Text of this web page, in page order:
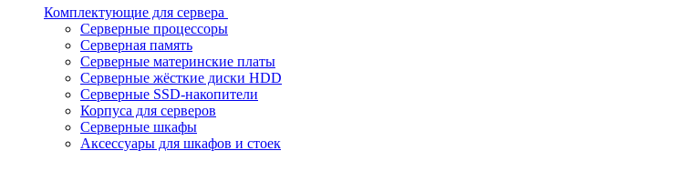
Комплектующие для сервера
Серверные процессоры
Серверная память
Серверные материнские платы
Серверные жёсткие диски HDD
Серверные SSD-накопители
Корпуса для серверов
Серверные шкафы
Аксессуары для шкафов и стоек